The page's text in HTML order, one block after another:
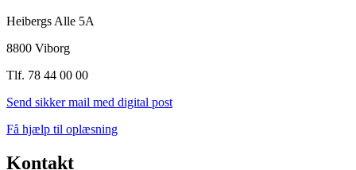
Heibergs Alle 5A
8800 Viborg
Tlf. 78 44 00 00
Send sikker mail med digital post
Få hjælp til oplæsning
Kontakt